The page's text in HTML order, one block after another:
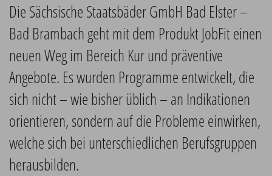
Die Sächsische Staatsbäder GmbH Bad Elster –
Bad Brambach geht mit dem Produkt JobFit einen
neuen Weg im Bereich Kur und präventive
Angebote. Es wurden Programme entwickelt, die
sich nicht – wie bisher üblich – an Indikationen
orientieren, sondern auf die Probleme einwirken,
welche sich bei unterschiedlichen Berufsgruppen
herausbilden.